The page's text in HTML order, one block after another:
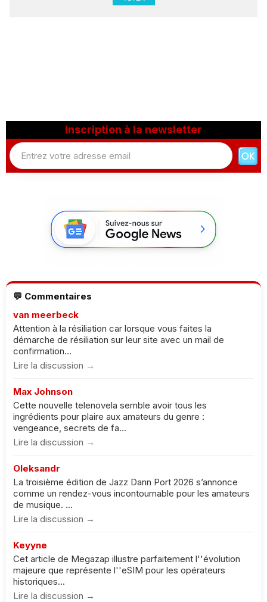
Inscription à la newsletter
💬 Commentaires
van meerbeck
Attention à la résiliation car lorsque vous faites la
démarche de résiliation sur leur site avec un mail de
confirmation...
Lire la discussion →
Max Johnson
Cette nouvelle telenovela semble avoir tous les
ingrédients pour plaire aux amateurs du genre :
vengeance, secrets de fa...
Lire la discussion →
Oleksandr
La troisième édition de Jazz Dann Port 2026 s’annonce
comme un rendez-vous incontournable pour les amateurs
de musique. ...
Lire la discussion →
Keyyne
Cet article de Megazap illustre parfaitement l''évolution
majeure que représente l''eSIM pour les opérateurs
historiques...
Lire la discussion →